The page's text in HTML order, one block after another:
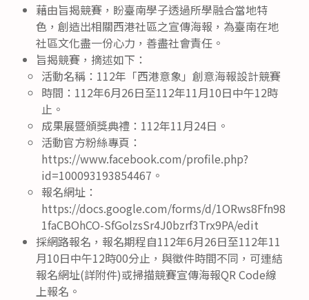
藉由旨揭競賽，盼臺南學子透過所學融合當地特
色，創造出相關西港社區之宣傳海報，為臺南在地
社區文化盡一份心力，善盡社會責任。
旨揭競賽，摘述如下：
活動名稱：112年「西港意象」創意海報設計競賽
時間：112年6月26日至112年11月10日中午12時
止。
成果展暨頒獎典禮：112年11月24日。
活動官方粉絲專頁：
https://www.facebook.com/profile.php?
id=100093193854467。
報名網址：
https://docs.google.com/forms/d/1ORws8Ffn98
1faCBOhCO-SfGolzsSr4J0bzrf3Trx9PA/edit
採網路報名，報名期程自112年6月26日至112年11
月10日中午12時00分止，與徵件時間不同，可連結
報名網址(詳附件)或掃描競賽宣傳海報QR Code線
上報名。